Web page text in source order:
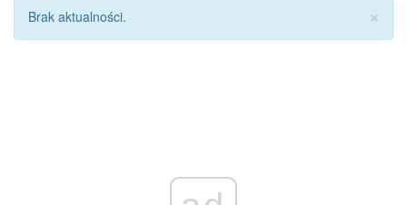
×
Brak aktualności.